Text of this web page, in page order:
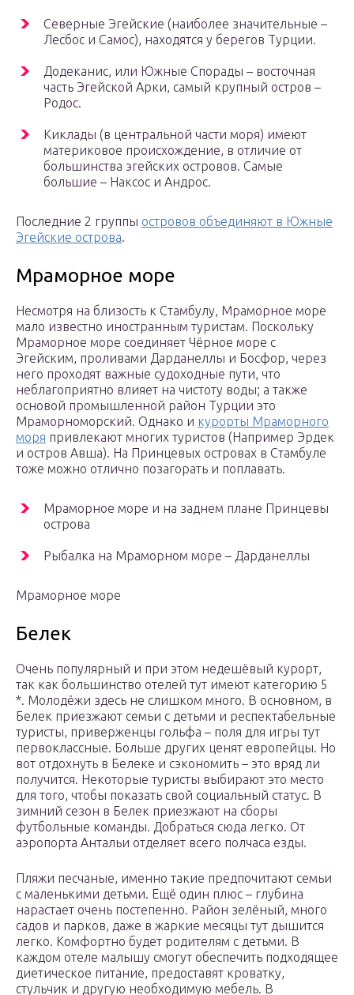
Северные Эгейские (наиболее значительные –
Лесбос и Самос), находятся у берегов Турции.
Додеканис, или Южные Спорады – восточная
часть Эгейской Арки, самый крупный остров –
Родос.
Киклады (в центральной части моря) имеют
материковое происхождение, в отличие от
большинства эгейских островов. Самые
большие – Наксос и Андрос.
Последние 2 группы островов объединяют в Южные
Эгейские острова.
Мраморное море
Несмотря на близость к Стамбулу, Мраморное море
мало известно иностранным туристам. Поскольку
Мраморное море соединяет Чёрное море с
Эгейским, проливами Дарданеллы и Босфор, через
него проходят важные судоходные пути, что
неблагоприятно влияет на чистоту воды; а также
основой промышленной район Турции это
Мраморноморский. Однако и курорты Мраморного
моря привлекают многих туристов (Например Эрдек
и остров Авша). На Принцевых островах в Стамбуле
тоже можно отлично позагорать и поплавать.
Мраморное море и на заднем плане Принцевы
острова
Рыбалка на Мраморном море – Дарданеллы
Мраморное море
Белек
Очень популярный и при этом недешёвый курорт,
так как большинство отелей тут имеют категорию 5
*. Молодёжи здесь не слишком много. В основном, в
Белек приезжают семьи с детьми и респектабельные
туристы, приверженцы гольфа – поля для игры тут
первоклассные. Больше других ценят европейцы. Но
вот отдохнуть в Белеке и сэкономить – это вряд ли
получится. Некоторые туристы выбирают это место
для того, чтобы показать свой социальный статус. В
зимний сезон в Белек приезжают на сборы
футбольные команды. Добраться сюда легко. От
аэропорта Антальи отделяет всего полчаса езды.
Пляжи песчаные, именно такие предпочитают семьи
с маленькими детьми. Ещё один плюс – глубина
нарастает очень постепенно. Район зелёный, много
садов и парков, даже в жаркие месяцы тут дышится
легко. Комфортно будет родителям с детьми. В
каждом отеле малышу смогут обеспечить подходящее
диетическое питание, предоставят кроватку,
стульчик и другую необходимую мебель. В